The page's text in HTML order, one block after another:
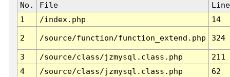
No. File
Line
1
/index.php 14
2 /source/function/function_extend.php 324
3 /source/class/jzmysql.class.php
211
4
/source/class/jzmysql.class.php
62